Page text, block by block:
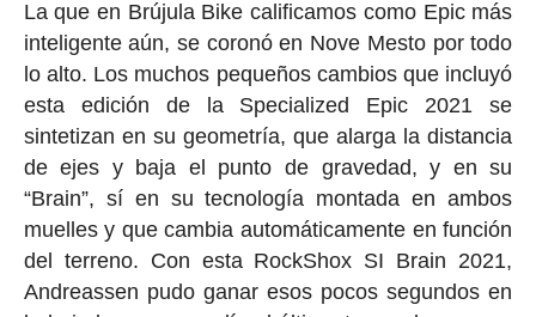
La que en Brújula Bike calificamos como Epic más
inteligente aún, se coronó en Nove Mesto por todo
lo alto. Los muchos pequeños cambios que incluyó
esta edición de la Specialized Epic 2021 se
sintetizan en su geometría, que alarga la distancia
de ejes y baja el punto de gravedad, y en su
“Brain”, sí en su tecnología montada en ambos
muelles y que cambia automáticamente en función
del terreno. Con esta RockShox SI Brain 2021,
Andreassen pudo ganar esos pocos segundos en